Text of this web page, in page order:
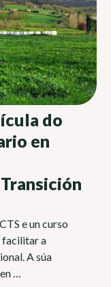
do
en
e un curso
facilitar a
A súa
…